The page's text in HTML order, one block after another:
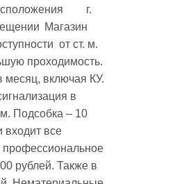
от ст. м.
проходимость.
включая КУ.
в
Подсобка – 10
профессиональное
рублей. Также в